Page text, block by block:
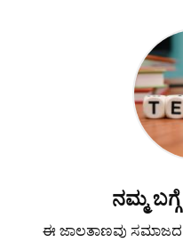
ನಮ್ಮ
ಈ ಜಾಲತಾಣವು